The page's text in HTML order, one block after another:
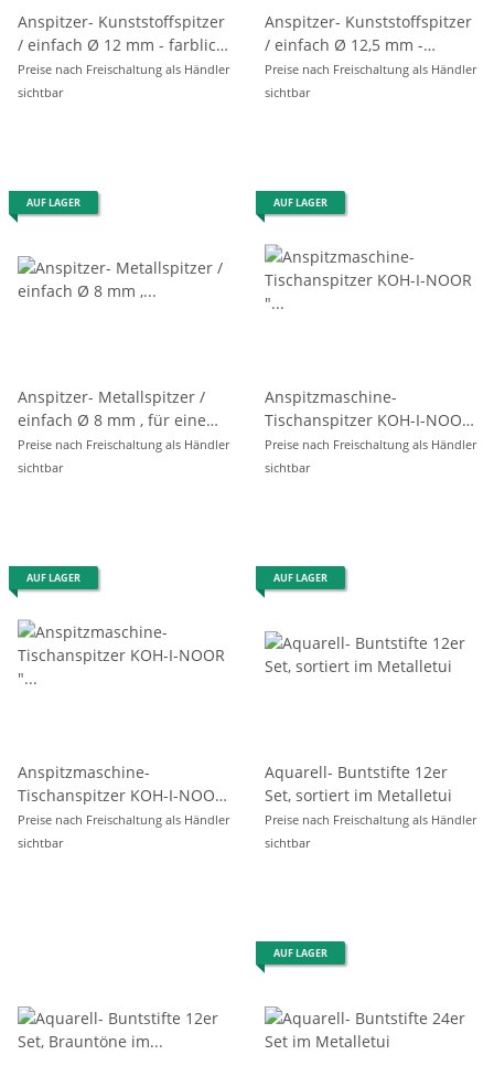
Anspitzer- Kunststoffspitzer
/ einfach Ø 12 mm - farblich
sortiert - Jumbo-
Dreikantspitzer
Preise nach Freischaltung als Händler
sichtbar
Anspitzer- Kunststoffspitzer
/ einfach Ø 12,5 mm -
farblich sortiert - für Jumbo
und Magic- Stifte
Preise nach Freischaltung als Händler
sichtbar
AUF LAGER
Anspitzer- Metallspitzer /
einfach Ø 8 mm , für eine
extra lange Spitze
Preise nach Freischaltung als Händler
sichtbar
AUF LAGER
Anspitzmaschine-
Tischanspitzer KOH-I-NOOR
" Fotoappart- Design "
Preise nach Freischaltung als Händler
sichtbar
AUF LAGER
Anspitzmaschine-
Tischanspitzer KOH-I-NOOR
" Kindermotiv "
Preise nach Freischaltung als Händler
sichtbar
AUF LAGER
Aquarell- Buntstifte 12er
Set, sortiert im Metalletui
Preise nach Freischaltung als Händler
sichtbar
AUF LAGER